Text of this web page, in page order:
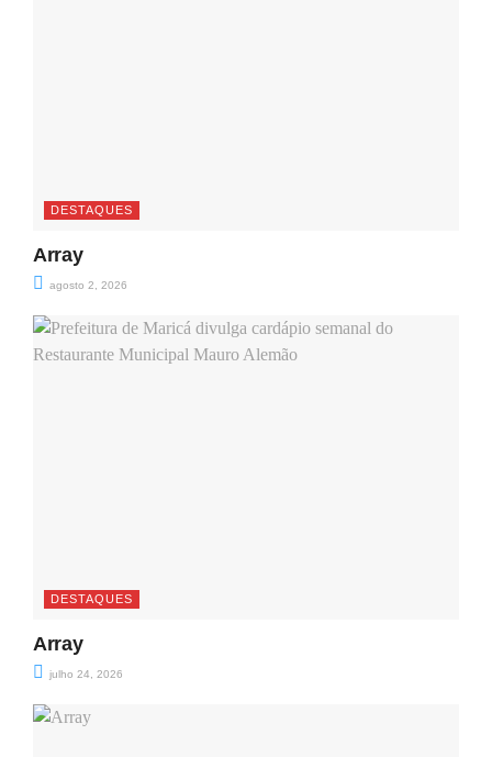
DESTAQUES
Array
agosto 2, 2026
DESTAQUES
Array
julho 24, 2026